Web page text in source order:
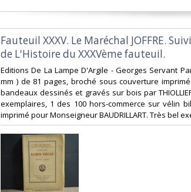
‎Fauteuil XXXV. Le Maréchal JOFFRE.
de L'Histoire du XXXVème fauteuil.‎
‎Editions De La Lampe D'Argile - Georges Servant
mm ) de 81 pages, broché sous couverture
bandeaux dessinés et gravés sur bois par
exemplaires, 1 des 100 hors-commerce sur vélin
imprimé pour Monseigneur BAUDRILLART. Très bel